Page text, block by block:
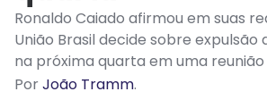
Ronaldo Caiado afirmou em suas
União Brasil decide sobre expulsão
na próxima quarta em uma reunião
PorJoão Tramm.